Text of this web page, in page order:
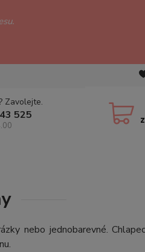
Zavolejte.
525
nebo jednobarevné.